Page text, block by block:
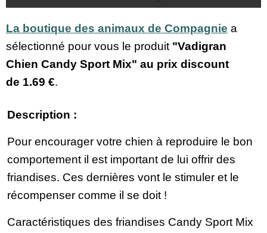
La boutique des animaux de Compagnie a
sélectionné pour vous le produit "Vadigran
Chien Candy Sport Mix" au prix discount
de 1.69 €.
Description :
Pour encourager votre chien à reproduire le bon
comportement il est important de lui offrir des
friandises. Ces dernières vont le stimuler et le
récompenser comme il se doit !
Caractéristiques des friandises Candy Sport Mix